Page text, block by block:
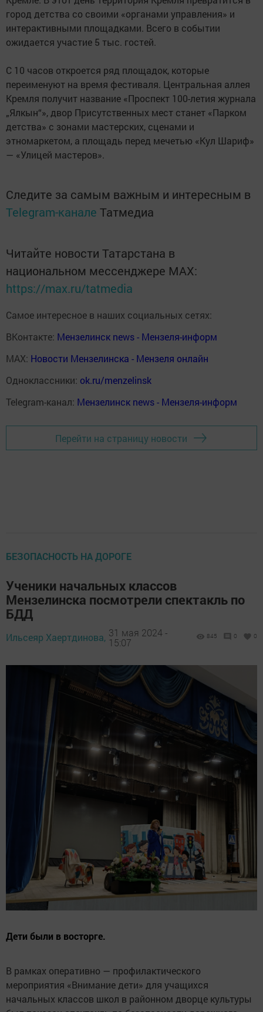
город детства со своими «органами управления» и
интерактивными площадками. Всего в событии
ожидается участие 5 тыс. гостей.
С 10 часов откроется ряд площадок, которые
переименуют на время фестиваля. Центральная аллея
Кремля получит название «Проспект 100-летия журнала
„Ялкын“», двор Присутственных мест станет «Парком
детства» с зонами мастерских, сценами и
этномаркетом, а площадь перед мечетью «Кул Шариф»
— «Улицей мастеров».
Следите за самым важным и интересным в
Telegram-канале Татмедиа
Читайте новости Татарстана в
национальном мессенджере MАХ:
https://max.ru/tatmedia
Самое интересное в наших социальных сетях:
ВКонтакте: Мензелинск news - Мензеля-информ
MAX: Новости Мензелинска - Мензеля онлайн
Одноклассники: ok.ru/menzelinsk
Telegram-канал: Мензелинск news - Мензеля-информ
Перейти на страницу новости
БЕЗОПАСНОСТЬ НА ДОРОГЕ
Ученики начальных классов
Мензелинска посмотрели спектакль по
БДД
Ильсеяр Хаертдинова, 31 мая 2024 -
15:07
845 0 0
Дети были в восторге.
В рамках оперативно — профилактического
мероприятия «Внимание дети» для учащихся
начальных классов школ в районном дворце культуры